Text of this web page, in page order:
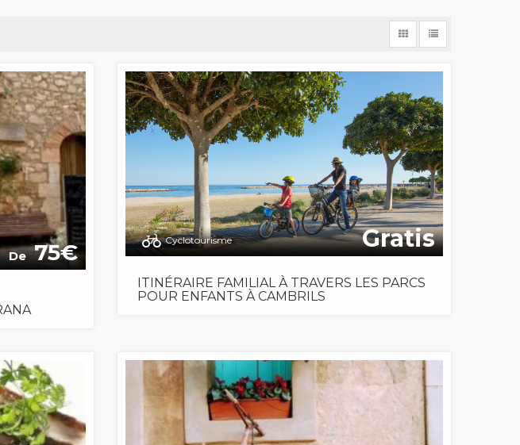
De 75 Cyclotourisme Gratis
ITINÉRAIRE FAMILIAL À TRAVERS LES PARCS
POUR ENFANTS À CAMBRILS